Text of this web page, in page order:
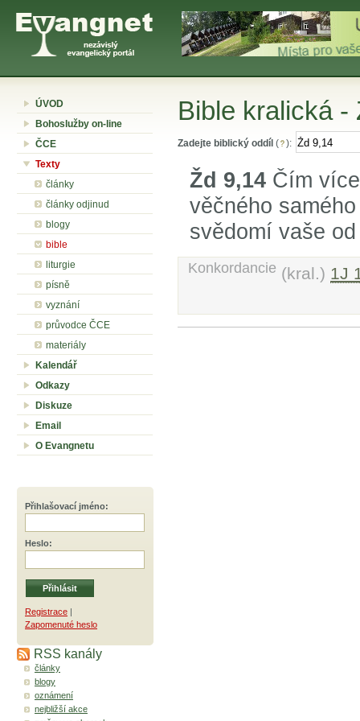
ÚVOD
Bohoslužby on-line
ČCE
Texty
články
články odjinud
blogy
bible
liturgie
písně
vyznání
průvodce ČCE
materiály
Kalendář
Odkazy
Diskuze
Email
O Evangnetu
Přihlašovací jméno:
Heslo:
Registrace |
Zapomenuté heslo
RSS kanály
články
blogy
oznámení
nejbližší akce
Bible kralická -
Zadejte biblický oddíl ( ):
Žd 9,14 Čím
věčného
svědomí vaše
Konkordancie (kral.) 1J